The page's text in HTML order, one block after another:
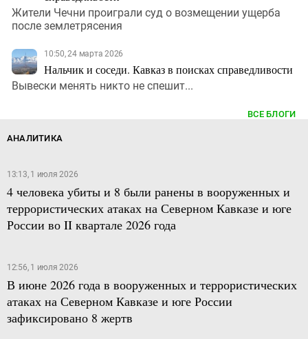
Жители Чечни проиграли суд о возмещении ущерба
после землетрясения
10:50, 24 марта 2026
Нальчик и соседи. Кавказ в поисках справедливости
Вывески менять никто не спешит...
ВСЕ БЛОГИ
АНАЛИТИКА
13:13, 1 июля 2026
4 человека убиты и 8 были ранены в вооруженных и
террористических атаках на Северном Кавказе и юге
России во II квартале 2026 года
12:56, 1 июля 2026
В июне 2026 года в вооруженных и террористических
атаках на Северном Кавказе и юге России
зафиксировано 8 жертв